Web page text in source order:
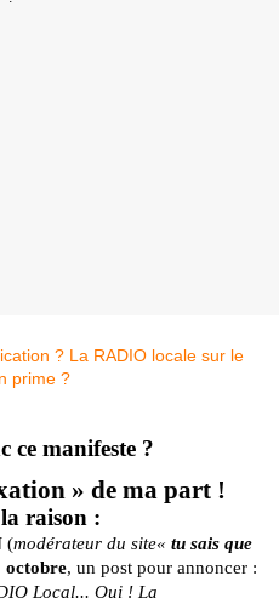
ce manifeste ?
» de ma part !
raison :
(modérateur du site« tu sais que
octobre, un post pour annoncer :
Local... Oui ! La